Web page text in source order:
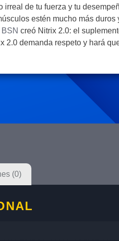
irreal de tu fuerza y tu
estén mucho más
BSN creó Nitrix 2.0: el
2.0 demanda respeto y hará
(0)